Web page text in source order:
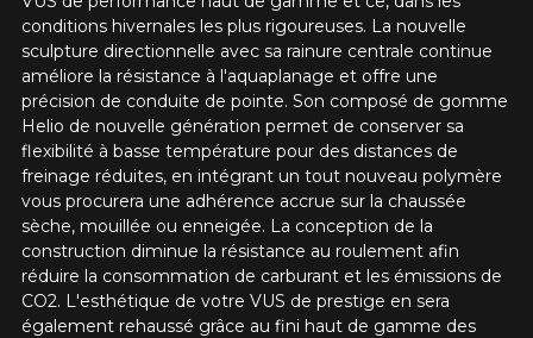
conditions hivernales les plus rigoureuses. La nouvelle
sculpture directionnelle avec sa rainure centrale continue
améliore la résistance à l'aquaplanage et offre une
précision de conduite de pointe. Son composé de gomme
Helio de nouvelle génération permet de conserver sa
flexibilité à basse température pour des distances de
freinage réduites, en intégrant un tout nouveau polymère
vous procurera une adhérence accrue sur la chaussée
sèche, mouillée ou enneigée. La conception de la
construction diminue la résistance au roulement afin
réduire la consommation de carburant et les émissions de
CO2. L'esthétique de votre VUS de prestige en sera
également rehaussé grâce au fini haut de gamme des
Modèle
Option
KM parcourus